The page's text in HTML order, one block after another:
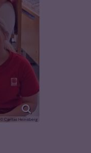
© Caritas Heinsberg